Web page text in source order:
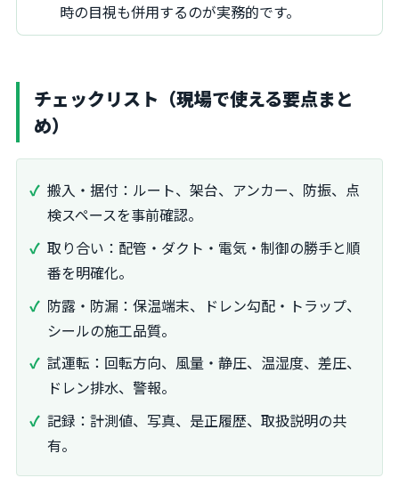
時の目視も併用するのが実務的です。
チェックリスト（現場で使える要点まと
め）
搬入・据付：ルート、架台、アンカー、防振、点
検スペースを事前確認。
取り合い：配管・ダクト・電気・制御の勝手と順
番を明確化。
防露・防漏：保温端末、ドレン勾配・トラップ、
シールの施工品質。
試運転：回転方向、風量・静圧、温湿度、差圧、
ドレン排水、警報。
記録：計測値、写真、是正履歴、取扱説明の共
有。